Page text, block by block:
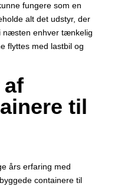
fungere som en
alt det udstyr, der
næsten enhver tænkelig
flyttes med lastbil og
til
års erfaring med
containere til